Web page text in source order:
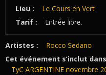
Lieu :
Le Cours en Vert
Tarif :
Entrée libre.
Artistes :
Rocco Sedano
Cet événement s’inclut
TyC ARGENTINE novembre